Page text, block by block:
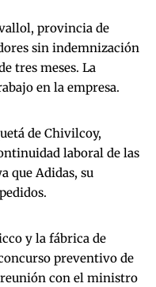
provincia de
sin indemnización
tres meses. La
en la empresa.
de Chivilcoy,
laboral de las
que Adidas, su
y la fábrica de
preventivo de
con el ministro